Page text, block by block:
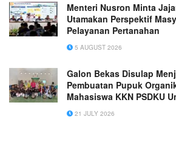
Menteri Nusron Minta
Utamakan Perspektif
Pelayanan Pertanahan
5 AUGUST 2026
Galon Bekas Disulap
Pembuatan Pupuk
Mahasiswa KKN PSDKU
Kediri di Desa Banjarsari,
Ngronggot, Kabupaten
21 JULY 2026